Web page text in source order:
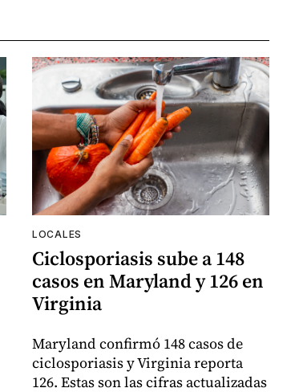
LOCALES
Ciclosporiasis sube a 148
casos en Maryland y 126 en
Virginia
Maryland confirmó 148 casos de
ciclosporiasis y Virginia reporta
126. Estas son las cifras actualizadas